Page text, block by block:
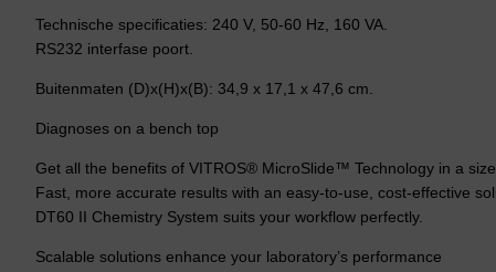
Technische specificaties: 240 V, 50-60 Hz, 160 VA.
RS232 interfase poort.
Buitenmaten (D)x(H)x(B): 34,9 x 17,1 x 47,6 cm.
Diagnoses on a bench top
Get all the benefits of VITROS® MicroSlide™ Technology in a
Fast, more accurate results with an easy-to-use, cost-effective
DT60 II Chemistry System suits your workflow perfectly.
Scalable solutions enhance your laboratory’s performance